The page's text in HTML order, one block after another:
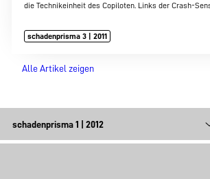
die Technikeinheit des Copiloten. Links der Crash-
schadenprisma 3 | 2011
Alle Artikel zeigen